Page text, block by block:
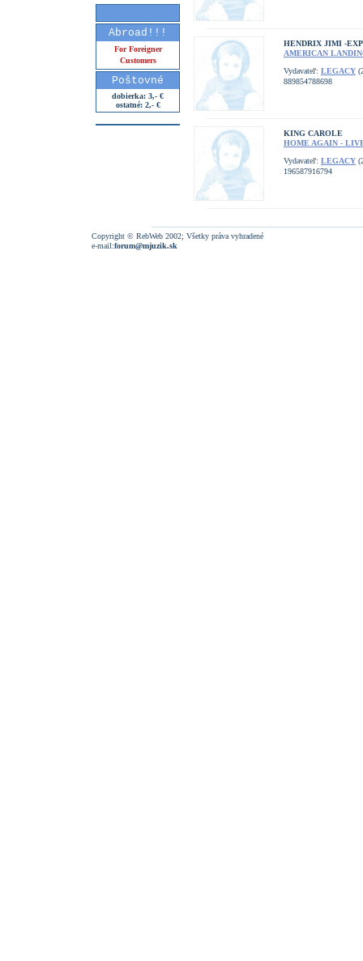
Abroad!!!
For Foreigner
Customers
Poštovné
dobierka: 3,- €
ostatné: 2,- €
HENDRIX JIMI -
AMERICAN
Vydavateľ: LEGACY
889854788698
KING CAROLE
HOME AGAIN -
Vydavateľ: LEGACY
196587916794
Copyright © RebWeb 2002; Všetky práva vyhradené
e-mail:forum@mjuzik.sk